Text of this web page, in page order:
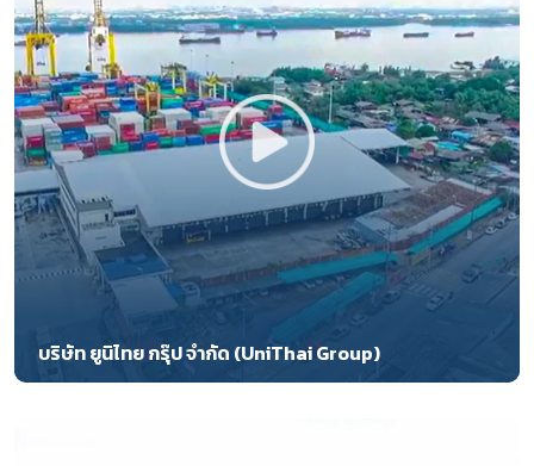
บริษัท ยูนิไทย กรุ๊ป จำกัด (UniThai Group)